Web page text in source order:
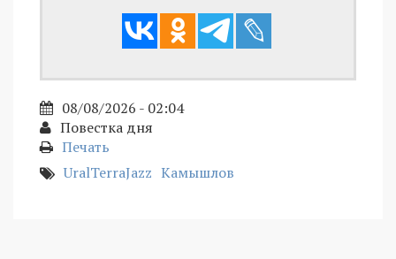
08/08/2026 - 02:04
Повестка дня
Печать
UralTerraJazz Камышлов